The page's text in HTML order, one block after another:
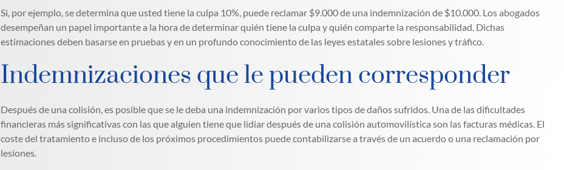
Si, por ejemplo, se determina que usted tiene la culpa 10%, puede reclamar $9.000 de una indemnización de $10.000. Los abogados
desempeñan un papel importante a la hora de determinar quién tiene la culpa y quién comparte la responsabilidad. Dichas
estimaciones deben basarse en pruebas y en un profundo conocimiento de las leyes estatales sobre lesiones y tráfico.
Indemnizaciones que le pueden corresponder
Después de una colisión, es posible que se le deba una indemnización por varios tipos de daños sufridos. Una de las dificultades
financieras más significativas con las que alguien tiene que lidiar después de una colisión automovilística son las facturas médicas. El
coste del tratamiento e incluso de los próximos procedimientos puede contabilizarse a través de un acuerdo o una reclamación por
lesiones.